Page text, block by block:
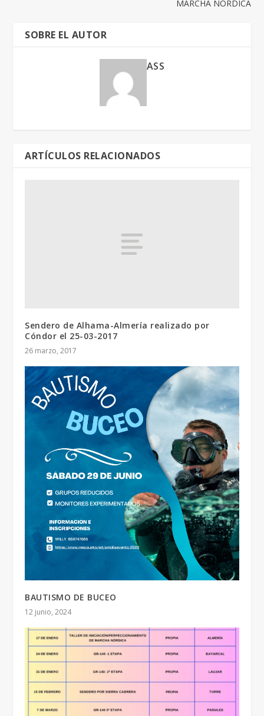
MARCHA NÓRDICA
SOBRE EL AUTOR
ASS
ARTÍCULOS RELACIONADOS
Sendero de Alhama-Almería realizado por
Cóndor el 25-03-2017
26 marzo, 2017
BAUTISMO DE BUCEO
12 junio, 2024